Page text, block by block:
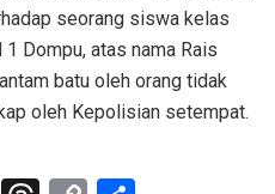
seorang siswa kelas
Dompu, atas nama Rais
batu oleh orang tidak
oleh Kepolisian setempat.